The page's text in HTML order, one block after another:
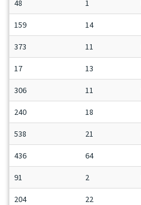
48 1
159 14
373 11
17 13
306 11
240 18
538 21
436 64
91 2
204 22